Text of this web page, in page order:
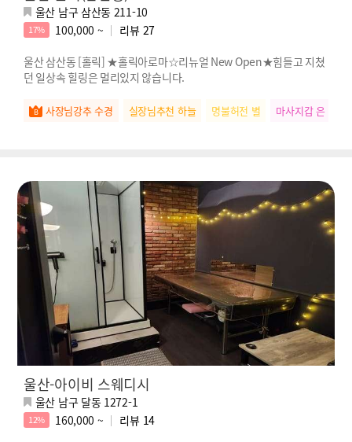
울산 남구 삼산동 211-10
17% 100,000 ~ 리뷰 27
울산 삼산동 [홀릭] ★홀릭아로마☆리뉴얼 New Open★힘들고 지쳤
던 일상속 힐링은 멀리있지 않습니다.
사장님강추 수경 실장님추천 하늘 명불허전 별 마사지갑 은
울산-아이비 스웨디시
울산 남구 달동 1272-1
12% 160,000 ~ 리뷰 14